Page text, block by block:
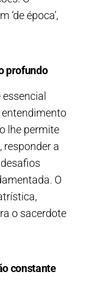
‘de época’,
profundo
lhe permite
responder a
O
o sacerdote
constante